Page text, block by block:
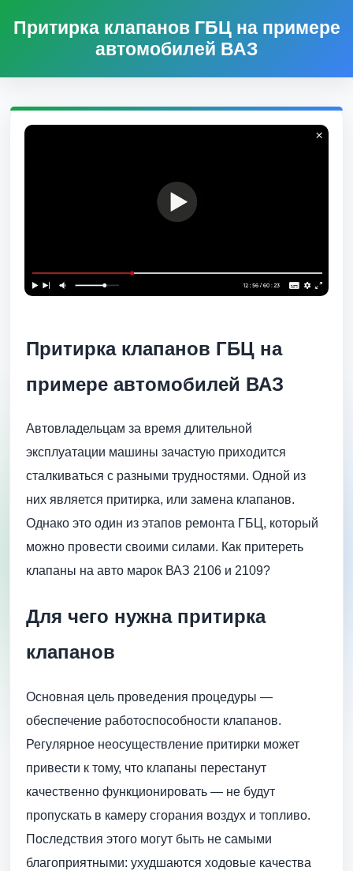
Притирка клапанов ГБЦ на примере
автомобилей ВАЗ
Притирка клапанов ГБЦ на
примере автомобилей ВАЗ
Автовладельцам за время длительной
эксплуатации машины зачастую приходится
сталкиваться с разными трудностями. Одной из
них является притирка, или замена клапанов.
Однако это один из этапов ремонта ГБЦ, который
можно провести своими силами. Как притереть
клапаны на авто марок ВАЗ 2106 и 2109?
Для чего нужна притирка
клапанов
Основная цель проведения процедуры —
обеспечение работоспособности клапанов.
Регулярное неосуществление притирки может
привести к тому, что клапаны перестанут
качественно функционировать — не будут
пропускать в камеру сгорания воздух и топливо.
Последствия этого могут быть не самыми
благоприятными: ухудшаются ходовые качества